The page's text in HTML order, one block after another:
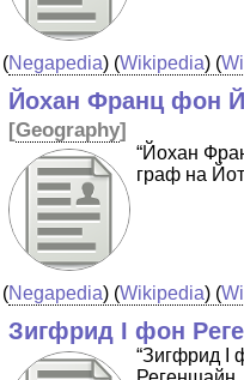
(Negapedia) (Wikipedia) (
Йохан Франц фон
[Geography]
“Йохан
граф на
(Negapedia) (Wikipedia) (
Зигфрид I фон
“Зигфрид I